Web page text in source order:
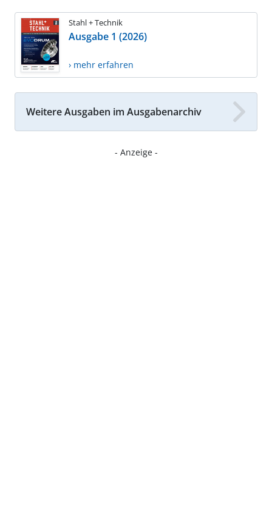
Stahl + Technik
Ausgabe 1 (2026)
› mehr erfahren
Weitere Ausgaben im Ausgabenarchiv
- Anzeige -